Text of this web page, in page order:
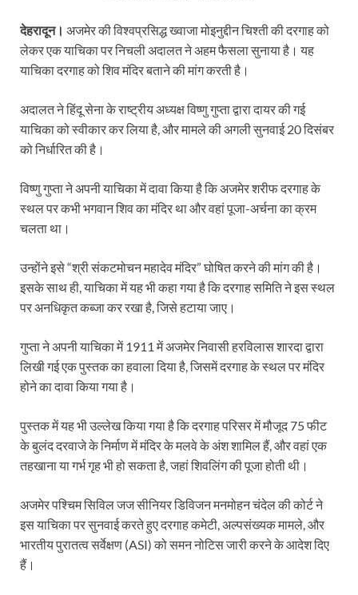
देहरादून। अजमेर की विश्वप्रसिद्ध ख्वाजा मोइनुद्दीन चिश्ती की दरगाह को
लेकर एक याचिका पर निचली अदालत ने अहम फैसला सुनाया है। यह
याचिका दरगाह को शिव मंदिर बताने की मांग करती है।
अदालत ने हिंदू सेना के राष्ट्रीय अध्यक्ष विष्णु गुप्ता द्वारा दायर की गई
याचिका को स्वीकार कर लिया है, और मामले की अगली सुनवाई 20 दिसंबर
को निर्धारित की है।
विष्णु गुप्ता ने अपनी याचिका में दावा किया है कि अजमेर शरीफ दरगाह के
स्थल पर कभी भगवान शिव का मंदिर था और वहां पूजा-अर्चना का क्रम
चलता था।
उन्होंने इसे “श्री संकटमोचन महादेव मंदिर” घोषित करने की मांग की है।
इसके साथ ही, याचिका में यह भी कहा गया है कि दरगाह समिति ने इस स्थल
पर अनधिकृत कब्जा कर रखा है, जिसे हटाया जाए।
गुप्ता ने अपनी याचिका में 1911 में अजमेर निवासी हरविलास शारदा द्वारा
लिखी गई एक पुस्तक का हवाला दिया है, जिसमें दरगाह के स्थल पर मंदिर
होने का दावा किया गया है।
पुस्तक में यह भी उल्लेख किया गया है कि दरगाह परिसर में मौजूद 75 फीट
के बुलंद दरवाजे के निर्माण में मंदिर के मलवे के अंश शामिल हैं, और वहां एक
तहखाना या गर्भ गृह भी हो सकता है, जहां शिवलिंग की पूजा होती थी।
अजमेर पश्चिम सिविल जज सीनियर डिविजन मनमोहन चंदेल की कोर्ट ने
इस याचिका पर सुनवाई करते हुए दरगाह कमेटी, अल्पसंख्यक मामले, और
भारतीय पुरातत्व सर्वेक्षण (ASI) को समन नोटिस जारी करने के आदेश दिए
हैं।